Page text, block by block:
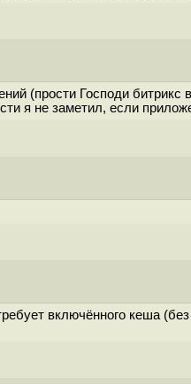
(прости Господи битрикс
я не заметил, если
включённого кеша